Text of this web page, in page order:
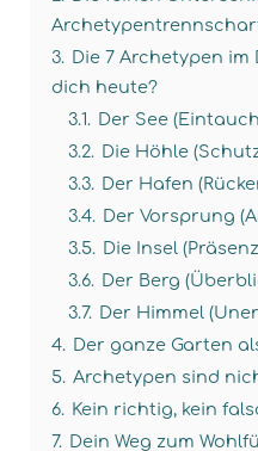
3. Die 7 Archetypen im
dich heute?
3.1. Der See
3.2. Die Höhle
3.3. Der Hafen
3.4. Der Vorsprung
3.5. Die Insel
3.6. Der Berg
3.7. Der Himmel
4. Der ganze Garten
5. Archetypen sind
6. Kein richtig, kein
7. Dein Weg zum